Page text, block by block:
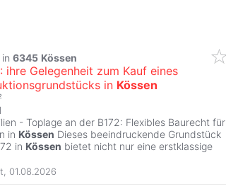
6345 Kössen
ihre Gelegenheit zum Kauf eines
in Kössen
- Toplage an der B172: Flexibles Baurecht für
in Kössen Dieses beeindruckende Grundstück
in Kössen bietet nicht nur eine erstklassige
, 01.08.2026